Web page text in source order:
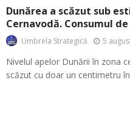
Dunărea a scăzut sub
Cernavodă. Consumul
Umbrela Strategică 5
Nivelul apelor Dunării în zona
scăzut cu doar un centimetru